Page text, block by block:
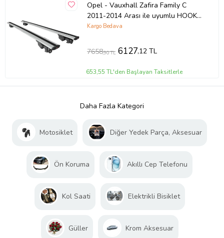
Opel - Vauxhall Zafira Family C
2011-2014 Arası ile uyumlu HOOK
Model Anahtar Kilitli Ara Atkı Tavan
Kargo Bedava
7658,90 TL 6127,12 TL
653,55 TL'den Başlayan Taksitlerle
Daha Fazla Kategori
Motosiklet Diğer Yedek Parça, Aksesuar
Ön Koruma Akıllı Cep Telefonu
Kol Saati Elektrikli Bisiklet
Güller Krom Aksesuar